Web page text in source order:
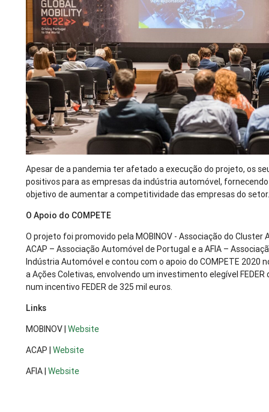
Apesar de a pandemia ter afetado a execução do projeto, os
positivos para as empresas da indústria automóvel,
objetivo de aumentar a competitividade das empresas do
O Apoio do COMPETE
O projeto foi promovido pela MOBINOV - Associação do
ACAP – Associação Automóvel de Portugal e a AFIA –
Indústria Automóvel e contou com o apoio do COMPETE 2020
a Ações Coletivas, envolvendo um investimento elegível
num incentivo FEDER de 325 mil euros.
Links
MOBINOV |Website
ACAP |Website
AFIA |Website